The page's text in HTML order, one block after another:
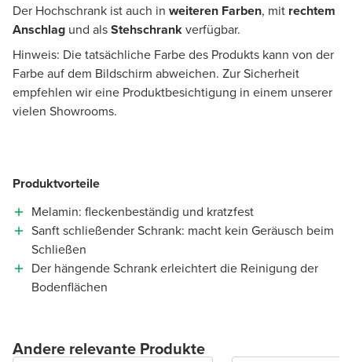
Der Hochschrank ist auch in weiteren Farben, mit rechtem
Anschlag und alsStehschrankverfügbar.
Hinweis: Die tatsächliche Farbe des Produkts kann von der
Farbe auf dem Bildschirm abweichen. Zur Sicherheit
empfehlen wir eine Produktbesichtigung in einem unserer
vielen Showrooms.
Produktvorteile
Melamin: fleckenbeständig und kratzfest
Sanft schließender Schrank: macht kein Geräusch beim
Schließen
Der hängende Schrank erleichtert die Reinigung der
Bodenflächen
Andere relevante Produkte